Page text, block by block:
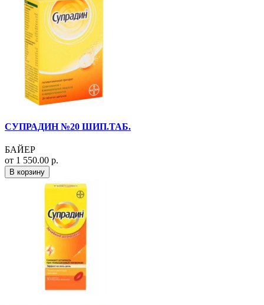
СУПРАДИН №20 ШИП.ТАБ.
БАЙЕР
от 1 550.00 р.
В корзину